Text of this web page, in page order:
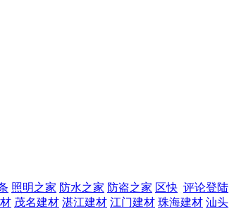
评论登陆
照明之家 防水之家 防盗之家 区快
茂名建材 湛江建材 江门建材 珠海建材 汕头